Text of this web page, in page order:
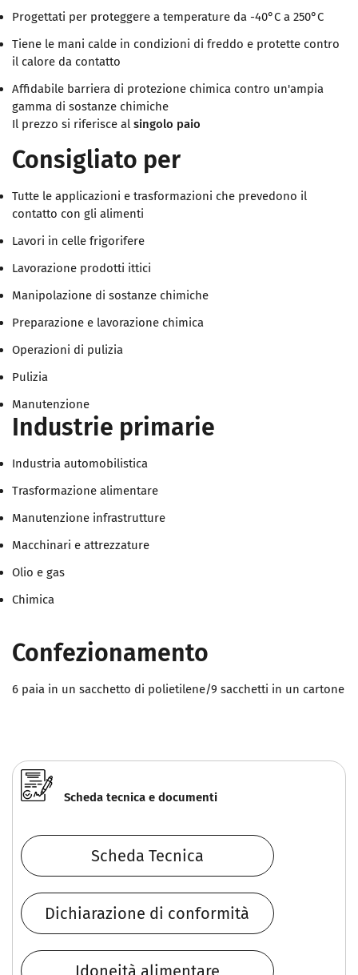
Progettati per proteggere a temperature da -40°C a 250°C
Tiene le mani calde in condizioni di freddo e protette contro
il calore da contatto
Affidabile barriera di protezione chimica contro un'ampia
gamma di sostanze chimiche
Il prezzo si riferisce al singolo paio
Consigliato per
Tutte le applicazioni e trasformazioni che prevedono il
contatto con gli alimenti
Lavori in celle frigorifere
Lavorazione prodotti ittici
Manipolazione di sostanze chimiche
Preparazione e lavorazione chimica
Operazioni di pulizia
Pulizia
Manutenzione
Industrie primarie
Industria automobilistica
Trasformazione alimentare
Manutenzione infrastrutture
Macchinari e attrezzature
Olio e gas
Chimica
Confezionamento
6 paia in un sacchetto di polietilene/9 sacchetti in un cartone
Scheda tecnica e documenti
Scheda Tecnica
Dichiarazione di conformità
Idoneità alimentare